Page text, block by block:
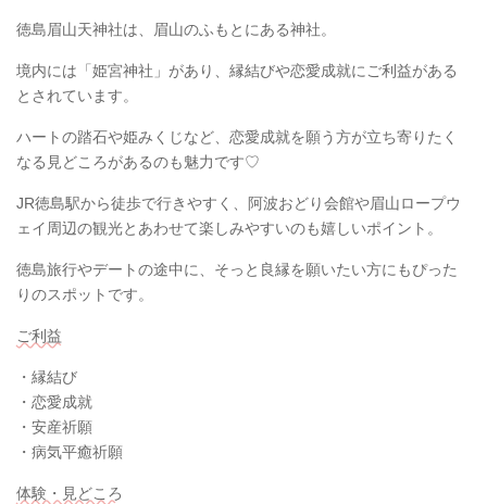
徳島眉山天神社は、眉山のふもとにある神社。
境内には「姫宮神社」があり、縁結びや恋愛成就にご利益がある
とされています。
ハートの踏石や姫みくじなど、恋愛成就を願う方が立ち寄りたく
なる見どころがあるのも魅力です♡
JR徳島駅から徒歩で行きやすく、阿波おどり会館や眉山ロープウ
ェイ周辺の観光とあわせて楽しみやすいのも嬉しいポイント。
徳島旅行やデートの途中に、そっと良縁を願いたい方にもぴった
りのスポットです。
ご利益
・縁結び
・恋愛成就
・安産祈願
・病気平癒祈願
体験・見どころ